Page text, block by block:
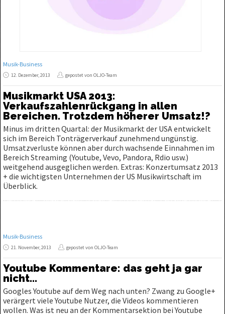
Musik-Business
12. Dezember, 2013 gepostet von OLJO-Team
Musikmarkt USA 2013:
Verkaufszahlenrückgang in allen
Bereichen. Trotzdem höherer Umsatz!?
Minus im dritten Quartal: der Musikmarkt der USA entwickelt
sich im Bereich Tonträgerverkauf zunehmend ungünstig.
Umsatzverluste können aber durch wachsende Einnahmen im
Bereich Streaming (Youtube, Vevo, Pandora, Rdio usw.)
weitgehend ausgeglichen werden. Extras: Konzertumsatz 2013
+ die wichtigsten Unternehmen der US Musikwirtschaft im
Überblick.
Musik-Business
21. November, 2013 gepostet von OLJO-Team
Youtube Kommentare: das geht ja gar
nicht…
Googles Youtube auf dem Weg nach unten? Zwang zu Google+
verärgert viele Youtube Nutzer, die Videos kommentieren
wollen. Was ist neu an der Kommentarsektion bei Youtube